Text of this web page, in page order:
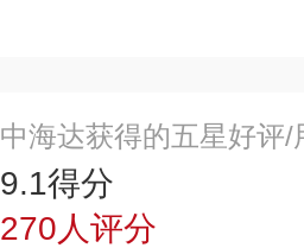
中海达获得的五星好评/
9.1得分
270人评分